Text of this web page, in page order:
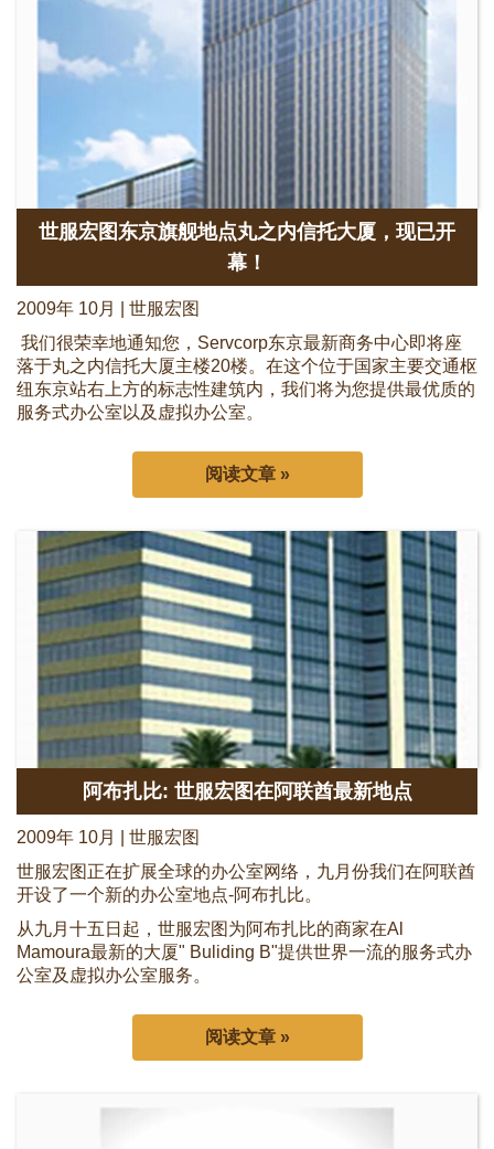
世服宏图东京旗舰地点丸之内信托大厦，现已开
幕！
2009年 10月 | 世服宏图
我们很荣幸地通知您，Servcorp东京最新商务中心即将座
落于丸之内信托大厦主楼20楼。在这个位于国家主要交通枢
纽东京站右上方的标志性建筑内，我们将为您提供最优质的
服务式办公室以及虚拟办公室。
阅读文章 »
阿布扎比: 世服宏图在阿联酋最新地点
2009年 10月 | 世服宏图
世服宏图正在扩展全球的办公室网络，九月份我们在阿联酋
开设了一个新的办公室地点-阿布扎比。
从九月十五日起，世服宏图为阿布扎比的商家在Al
Mamoura最新的大厦" Buliding B"提供世界一流的服务式办
公室及虚拟办公室服务。
阅读文章 »